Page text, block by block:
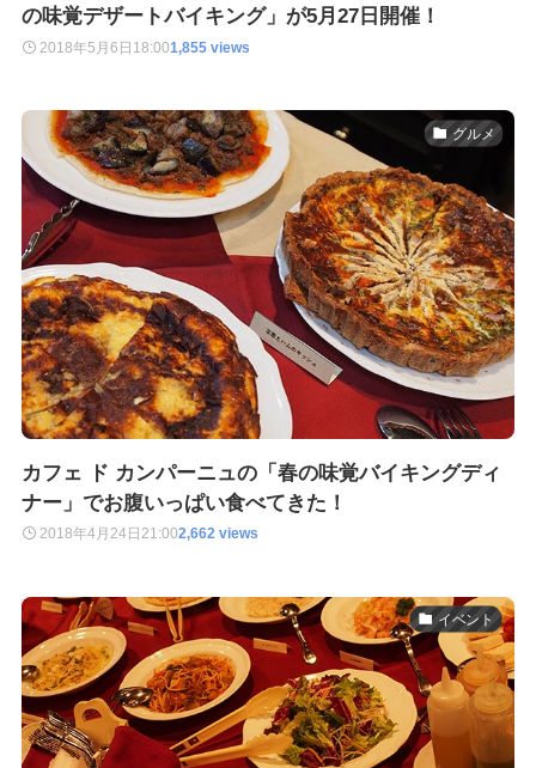
の味覚デザートバイキング」が5月27日開催！
2018年5月6日 18:001,855 views
グルメ
カフェ ド カンパーニュの「春の味覚バイキングディ
ナー」でお腹いっぱい食べてきた！
2018年4月24日 21:002,662 views
イベント